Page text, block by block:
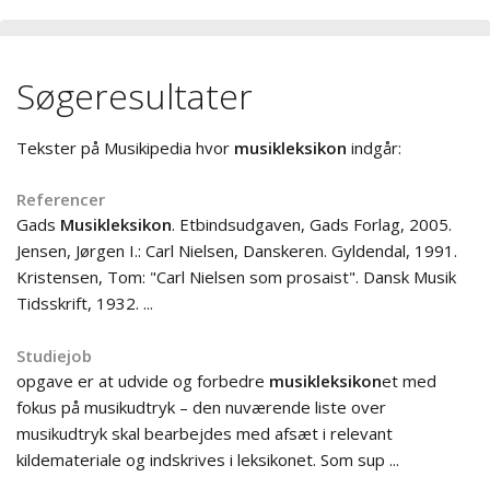
Søgeresultater
Tekster på Musikipedia hvor musikleksikon indgår:
Referencer
Gads Musikleksikon. Etbindsudgaven, Gads Forlag, 2005.
Jensen, Jørgen I.: Carl Nielsen, Danskeren. Gyldendal, 1991.
Kristensen, Tom: "Carl Nielsen som prosaist". Dansk Musik
Tidsskrift, 1932. ...
Studiejob
opgave er at udvide og forbedre musikleksikonet med
fokus på musikudtryk – den nuværende liste over
musikudtryk skal bearbejdes med afsæt i relevant
kildemateriale og indskrives i leksikonet. Som sup ...